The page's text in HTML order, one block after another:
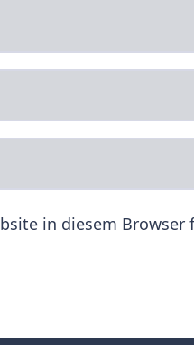
in diesem